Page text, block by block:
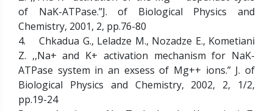
of NaK-ATPase.’’J. of Biological Physics and
Chemistry, 2001, 2, pp.76-80
4. Chkadua G., Leladze M., Nozadze E., Kometiani
Z. ,,Na+ and K+ activation mechanism for NaK-
ATPase system in an exsess of Mg++ ions.” J. of
Biological Physics and Chemistry, 2002, 2, 1/2,
pp.19-24